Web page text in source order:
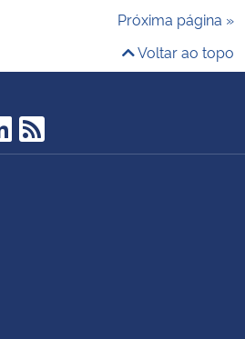
Próxima página »
Voltar ao topo
RSS